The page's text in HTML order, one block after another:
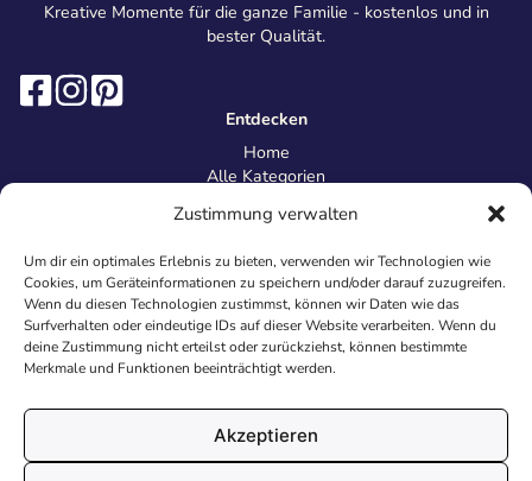
Zustimmung verwalten
Um dir ein optimales Erlebnis zu bieten, verwenden wir Technologien wie
Cookies, um Geräteinformationen zu speichern und/oder darauf zuzugreifen.
Wenn du diesen Technologien zustimmst, können wir Daten wie das
Surfverhalten oder eindeutige IDs auf dieser Website verarbeiten. Wenn du
deine Zustimmung nicht erteilst oder zurückziehst, können bestimmte
Merkmale und Funktionen beeinträchtigt werden.
Akzeptieren
Kreative Momente für die ganze Familie - kostenlos und in
bester Qualität.
Entdecken
Home
Alle Kategorien
Information
Über uns
Kontakt
Inhaltsrichtlinien
Recht & Datenschutz
Impressum
AGB
Cookies